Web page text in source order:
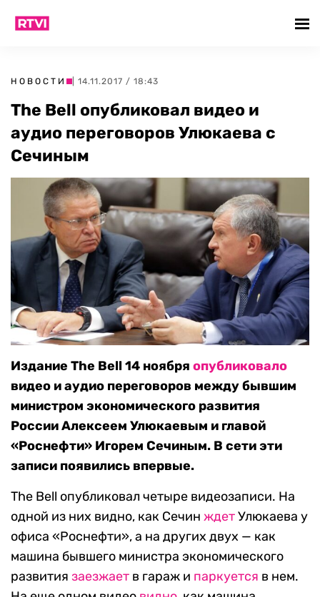
НОВОСТИ | 14.11.2017 / 18:43
The Bell опубликовал видео и
аудио переговоров Улюкаева с
Сечиным
Издание The Bell 14 ноября опубликовало
видео и аудио переговоров между бывшим
министром экономического развития
России Алексеем Улюкаевым и главой
«Роснефти» Игорем Сечиным. В сети эти
записи появились впервые.
The Bell опубликовал четыре видеозаписи. На
одной из них видно, как Сечин ждетУлюкаева у
офиса «Роснефти», а на других двух — как
машина бывшего министра экономического
развития заезжает в гараж и паркуется в нем.